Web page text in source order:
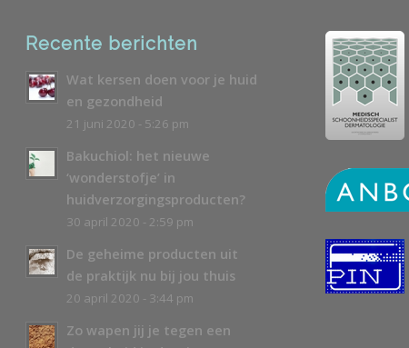
Recente berichten
Wat kersen doen voor je huid
en gezondheid
21 juni 2020 - 5:26 pm
Bakuchiol: het nieuwe
‘wonderstofje’ in
huidverzorgingsproducten?
30 april 2020 - 2:59 pm
De geheime producten uit
de praktijk nu bij jou thuis
20 april 2020 - 3:44 pm
Zo wapen jij je tegen een